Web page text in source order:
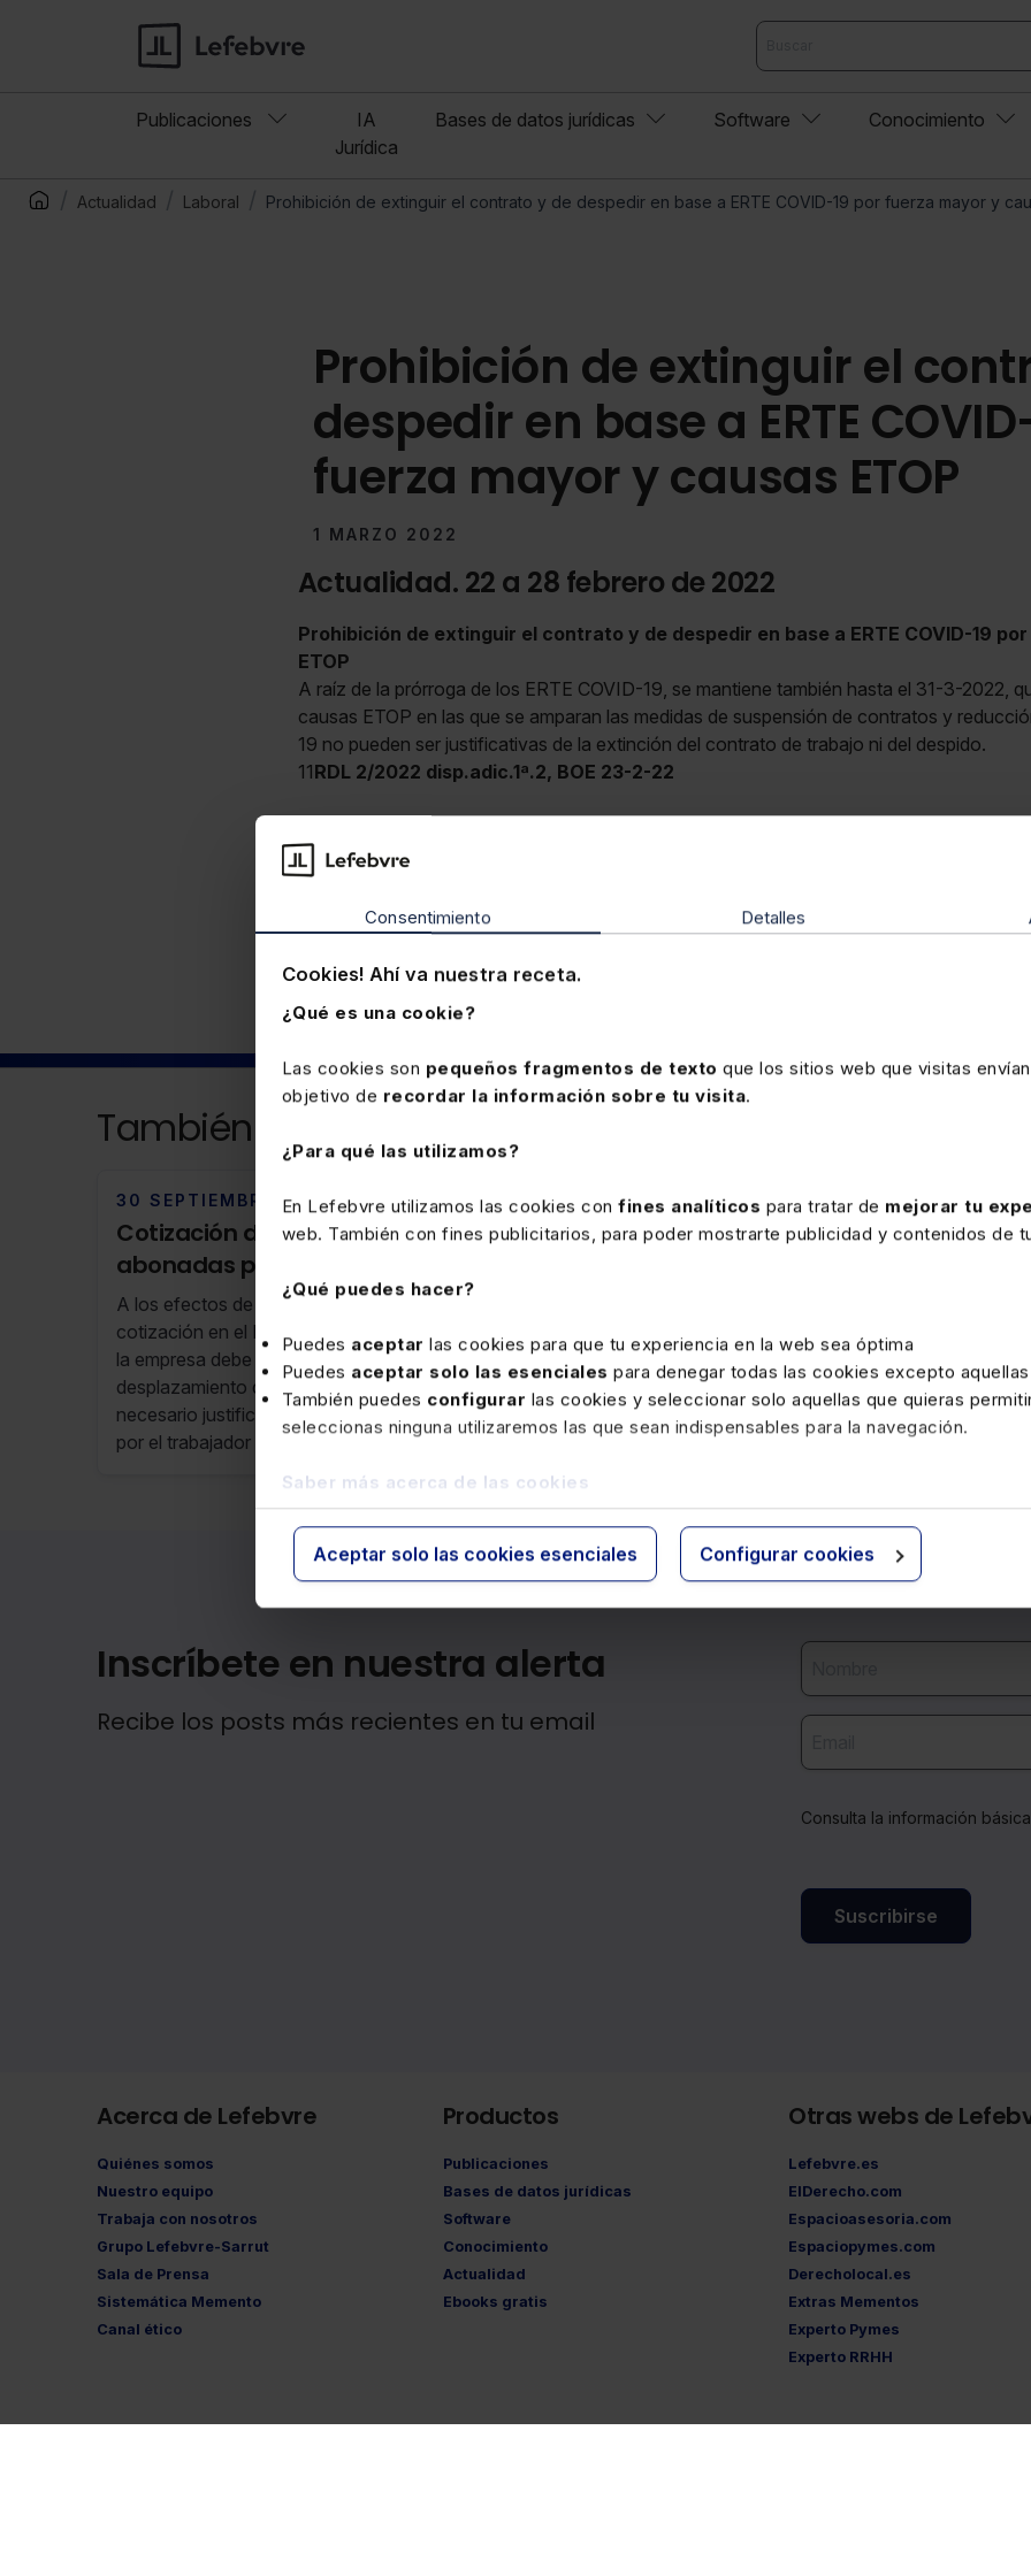
Consentimiento Detalles
Cookies! Ahí va nuestra receta.
¿Qué es una cookie?
Las cookies son pequeños fragmentos de texto que los sitios web que visitas
objetivo de recordar la información sobre tu visita.
¿Para qué las utilizamos?
En Lefebvre utilizamos las cookies con fines analíticos para tratar de mejorar tu
web. También con fines publicitarios, para poder mostrarte publicidad y contenidos de
¿Qué puedes hacer?
Puedes aceptar las cookies para que tu experiencia en la web sea óptima
Puedes aceptar solo las esenciales para denegar todas las cookies excepto
También puedes configurar las cookies y seleccionar solo aquellas que quieras
seleccionas ninguna utilizaremos las que sean indispensables para la navegación.
Saber más acerca de las cookies
Aceptar solo las cookies esenciales Configurar cookies
Publicaciones
IA
Jurídica
Bases de datos jurídicas Software Conocimiento
Actualidad Laboral Prohibición de extinguir el contrato y de despedir en base a ERTE COVID-19 por fuerza mayor y
Prohibición de extinguir el
despedir en base a ERTE
fuerza mayor y causas ETOP
1 MARZO 2022
Actualidad. 22 a 28 febrero de 2022
Prohibición de extinguir el contrato y de despedir en base a ERTE COVID-19
ETOP
A raíz de la prórroga de los ERTE COVID-19, se mantiene también hasta el 31-3-2022,
causas ETOP en las que se amparan las medidas de suspensión de contratos y
19 no pueden ser justificativas de la extinción del contrato de trabajo ni del despido.
11RDL 2/2022 disp.adic.1ª.2, BOE 23-2-22
Laboral
También puede interesarte
30 SEPTIEMBRE 2025
Cotización de las dietas
abonadas por las empresas
A los efectos de la exclusión de la base de
cotización en el RGSS de las dietas abonadas,
la empresa debe justificar la realidad del
desplazamiento del trabajador. Pero no es
necesario justificar el gasto previo realizado
por el trabajador cuando no superan los límites
previstos en el Reglamento del IRPF
14 OCTUBRE 2025
Convenios colectivos publicados
Inscríbete en nuestra alerta
Recibe los posts más recientes en tu email
Consulta la información
Suscribirse
Acerca de Lefebvre
Quiénes somos
Nuestro equipo
Trabaja con nosotros
Grupo Lefebvre-Sarrut
Sala de Prensa
Sistemática Memento
Canal ético
Productos
Publicaciones
Bases de datos jurídicas
Software
Conocimiento
Actualidad
Ebooks gratis
Otras webs de
Lefebvre.es
ElDerecho.com
Espacioasesoria.com
Espaciopymes.com
Derecholocal.es
Extras Mementos
Experto Pymes
Experto RRHH